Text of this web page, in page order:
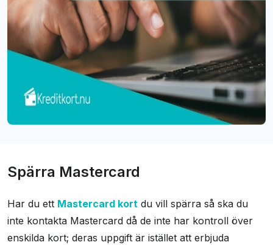
Spärra Mastercard
Har du ett Mastercard kort du vill spärra så ska du
inte kontakta Mastercard då de inte har kontroll över
enskilda kort; deras uppgift är istället att erbjuda